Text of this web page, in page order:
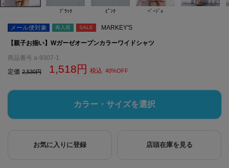
ﾌﾞﾗｯｸ ﾋﾟﾝｸ ﾍﾞｰｼﾞｭ
メール便対象 再入荷 SALE MARKEY'S
【親子お揃い】Wガーゼオープンカラーワイドシャツ
商品番号 a-9307-1
定価 2,530 1,518 税込 40%OFF
カラー・サイズを選択
お気に入りに登録 店頭在庫を見る